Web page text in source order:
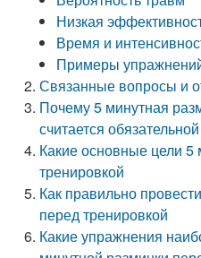
Низкая
Время и
Примеры
Связанные вопросы и
Почему 5 минутная
считается обязательной
Какие основные цели 5
тренировкой
Как правильно
перед тренировкой
Какие упражнения